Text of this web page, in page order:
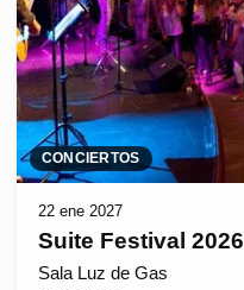
CONCIERTOS
22 ene 2027
Suite Festival 2026
Sala Luz de Gas